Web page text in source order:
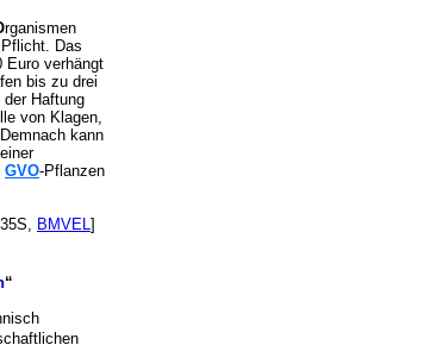
rganismen
Das
Euro verhängt
bis zu drei
Haftung
von Klagen,
kann
GVO-Pflanzen
BMVEL]
“